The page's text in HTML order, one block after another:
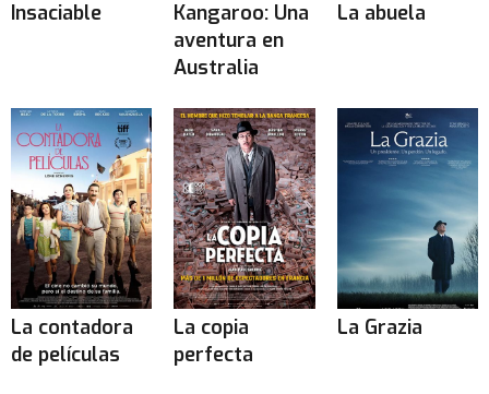
Insaciable
Kangaroo: Una
aventura en
Australia
La abuela
La contadora
de películas
La copia
perfecta
La Grazia